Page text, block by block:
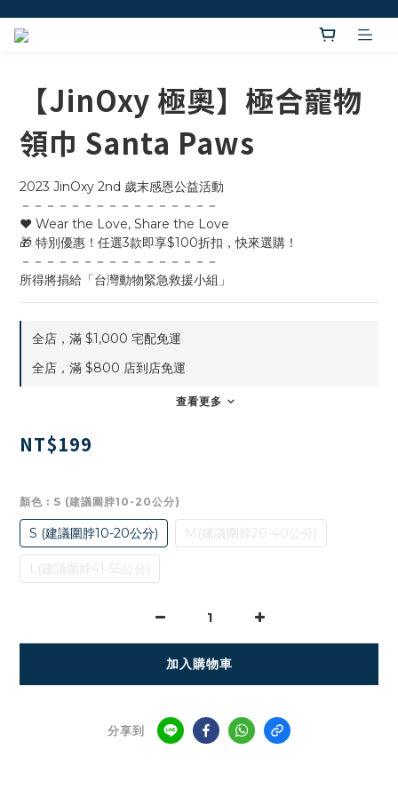
【JinOxy 極奧】極合寵物
領巾 Santa Paws
2023 JinOxy 2nd 歲末感恩公益活動
－－－－－－－－－－－－－－－－
❤️ Wear the Love, Share the Love
🎁 特別優惠！任選3款即享$100折扣，快來選購！
－－－－－－－－－－－－－－－－
所得將捐給「台灣動物緊急救援小組」
全店，滿 $1,000 宅配免運
全店，滿 $800 店到店免運
查看更多
NT$199
顏色 : S (建議圍脖10-20公分)
S (建議圍脖10-20公分) M(建議圍脖20-40公分)
L(建議圍脖41-55公分)
加入購物車
分享到